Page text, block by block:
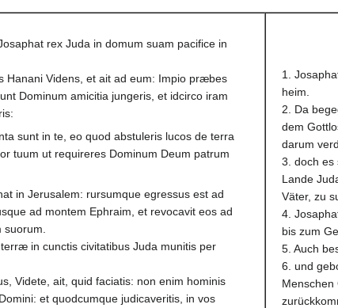
rex Juda in domum suam pacifice in
Hanani Videns, et ait ad eum: Impio præbes
Dominum amicitia jungeris, et idcirco iram
sunt in te, eo quod abstuleris lucos de terra
tuum ut requireres Dominum Deum patrum
in Jerusalem: rursumque egressus est ad
ad montem Ephraim, et revocavit eos ad
in cunctis civitatibus Juda munitis per
Videte, ait, quid faciatis: non enim hominis
et quodcumque judicaveritis, in vos
1.
heim.
2. Da
dem
darum
3. doch es
Lande
Väter, zu
4.
bis zum
5. Auch
6. und
Menschen